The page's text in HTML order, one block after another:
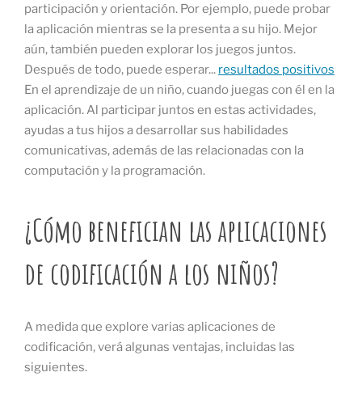
participación y orientación. Por ejemplo, puede probar
la aplicación mientras se la presenta a su hijo. Mejor
aún, también pueden explorar los juegos juntos.
Después de todo, puede esperar... resultados positivos
En el aprendizaje de un niño, cuando juegas con él en la
aplicación. Al participar juntos en estas actividades,
ayudas a tus hijos a desarrollar sus habilidades
comunicativas, además de las relacionadas con la
computación y la programación.
¿Cómo benefician las aplicaciones
de codificación a los niños?
A medida que explore varias aplicaciones de
codificación, verá algunas ventajas, incluidas las
siguientes.